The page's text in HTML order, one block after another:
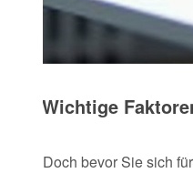
Wichtige
Doch bevor Sie sich